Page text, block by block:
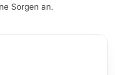
Sorgen an.